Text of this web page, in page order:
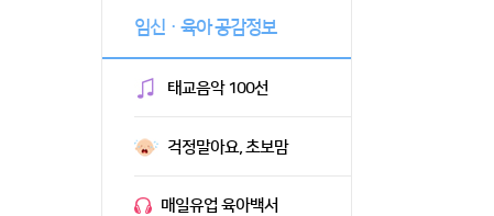
임신ㆍ육아 공감정보
태교음악 100선
걱정말아요, 초보맘
매일유업 육아백서